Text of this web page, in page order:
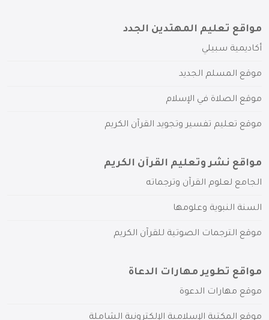
مواقع تعليم المهتدين الجدد
أكاديمية سبيلي
موقع المسلم الجديد
موقع الصلاة في الإسلام
موقع تعليم تفسير وتجويد القرآن الكريم
مواقع نشر وتعليم القرآن الكريم
الجامع لعلوم القرآن وترجماته
السنة النبوية وعلومها
موقع الترجمات الصوتية للقرآن الكريم
مواقع تطوير مهارات الدعاة
موقع مهارات الدعوة
موقع المكتبة الإسلامية الإلكترونية الشاملة